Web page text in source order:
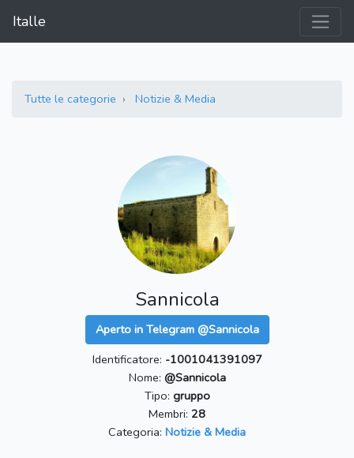
Italle
Tutte le categorie Notizie & Media
Sannicola
Aperto in Telegram @Sannicola
Identificatore: -1001041391097
Nome: @Sannicola
Tipo: gruppo
Membri: 28
Categoria: Notizie & Media